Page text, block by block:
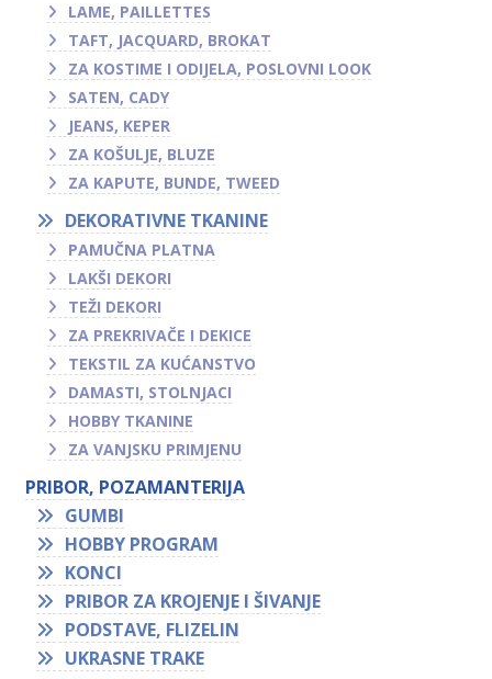
LAME, PAILLETTES
TAFT, JACQUARD, BROKAT
ZA KOSTIME I ODIJELA, POSLOVNI LOOK
SATEN, CADY
JEANS, KEPER
ZA KOŠULJE, BLUZE
ZA KAPUTE, BUNDE, TWEED
DEKORATIVNE TKANINE
PAMUČNA PLATNA
LAKŠI DEKORI
TEŽI DEKORI
ZA PREKRIVAČE I DEKICE
TEKSTIL ZA KUĆANSTVO
DAMASTI, STOLNJACI
HOBBY TKANINE
ZA VANJSKU PRIMJENU
PRIBOR, POZAMANTERIJA
GUMBI
HOBBY PROGRAM
KONCI
PRIBOR ZA KROJENJE I ŠIVANJE
PODSTAVE, FLIZELIN
UKRASNE TRAKE